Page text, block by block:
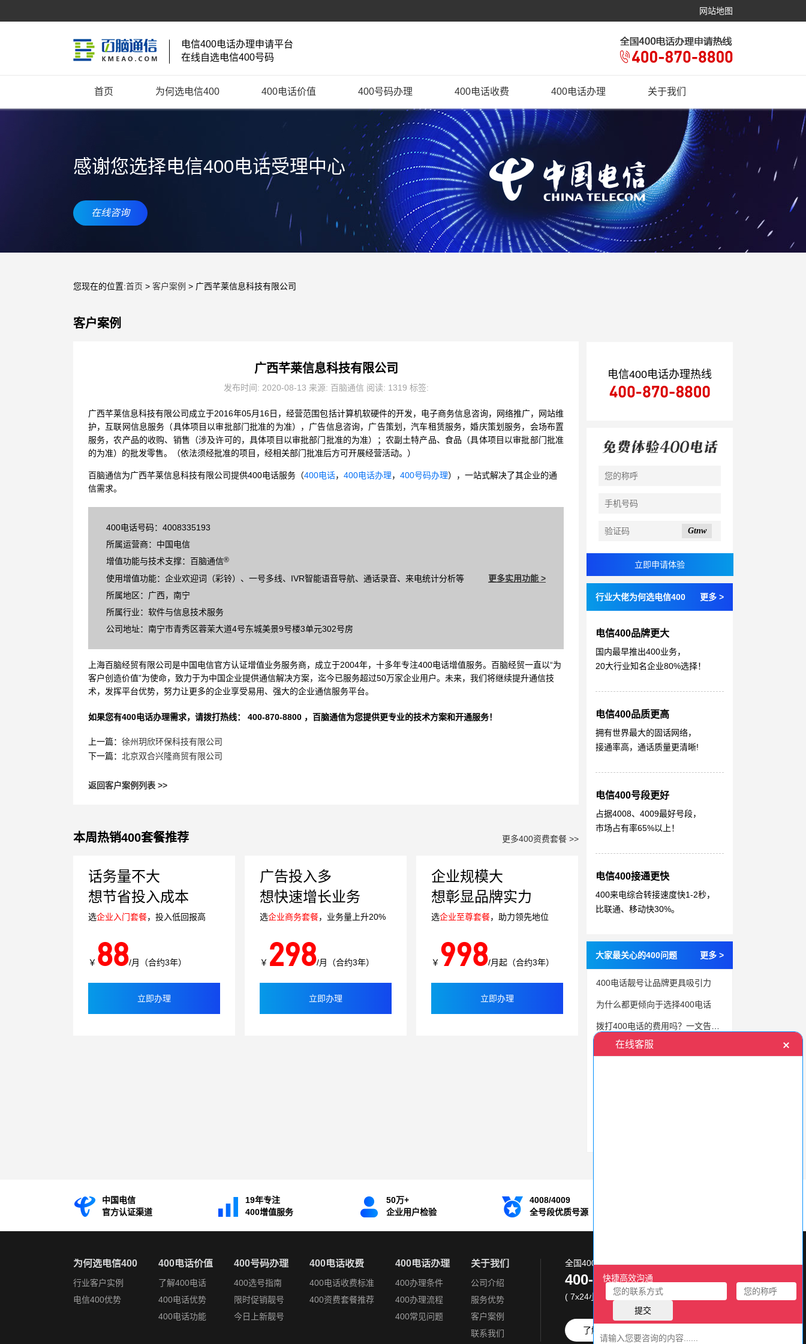
网站地图
电信400电话办理申请平台
在线自选电信400号码
首页 为何选电信400 400电话价值 400号码办理 400电话收费 400电话办理 关于我们
感谢您选择电信400电话受理中心
在线咨询
您现在的位置:首页 > 客户案例 > 广西芊莱信息科技有限公司
客户案例
广西芊莱信息科技有限公司
发布时间: 2020-08-13 来源: 百脑通信 阅读: 1319 标签:
广西芊莱信息科技有限公司成立于2016年05月16日，经营范围包括计算机软硬件的开发，电子商务信息咨询，网络推广，网站维
护，互联网信息服务（具体项目以审批部门批准的为准），广告信息咨询，广告策划，汽车租赁服务，婚庆策划服务，会场布置
服务，农产品的收购、销售（涉及许可的，具体项目以审批部门批准的为准）；农副土特产品、食品（具体项目以审批部门批准
的为准）的批发零售。（依法须经批准的项目，经相关部门批准后方可开展经营活动。）
百脑通信为广西芊莱信息科技有限公司提供400电话服务（400电话， 400电话办理， 400号码办理），一站式解决了其企业的通
信需求。
400电话号码：4008335193
所属运营商：中国电信
增值功能与技术支撑：百脑通信®
使用增值功能：企业欢迎词（彩铃）、一号多线、IVR智能语音导航、通话录音、来电统计分析等
更多实用功能 >
所属地区：广西，南宁
所属行业：软件与信息技术服务
公司地址：南宁市青秀区蓉茉大道4号东城美景9号楼3单元302号房
上海百脑经贸有限公司是中国电信官方认证增值业务服务商，成立于2004年，十多年专注400电话增值服务。百脑经贸一直以“为
客户创造价值”为使命，致力于为中国企业提供通信解决方案，迄今已服务超过50万家企业用户。未来，我们将继续提升通信技
术，发挥平台优势，努力让更多的企业享受易用、强大的企业通信服务平台。
如果您有400电话办理需求，请拨打热线： 400-870-8800 ， 百脑通信为您提供更专业的技术方案和开通服务！
上一篇： 徐州玥欣环保科技有限公司
下一篇： 北京双合兴隆商贸有限公司
返回客户案例列表 >>
本周热销400套餐推荐 更多400资费套餐 >>
话务量不大
想节省投入成本
选企业入门套餐，投入低回报高
￥ 88/月（合约3年）
立即办理
广告投入多
想快速增长业务
选企业商务套餐，业务量上升20%
￥ 298/月（合约3年）
立即办理
企业规模大
想彰显品牌实力
选企业至尊套餐，助力领先地位
￥ 998/月起（合约3年）
立即办理
电信400电话办理热线
Gtnw
行业大佬为何选电信400 更多 >
电信400品牌更大
国内最早推出400业务，
20大行业知名企业80%选择！
电信400品质更高
拥有世界最大的固话网络，
接通率高，通话质量更清晰!
电信400号段更好
占据4008、4009最好号段，
市场占有率65%以上！
电信400接通更快
400来电综合转接速度快1-2秒，
比联通、移动快30%。
大家最关心的400问题 更多 >
400电话靓号让品牌更具吸引力
为什么都更倾向于选择400电话
这几步教你企业成功办理400号码
中国电信
官方认证渠道
19年专注
400增值服务
50万+
企业用户检验
4008/4009
全号段优质号源
为何选电信400
行业客户实例
电信400优势
400电话价值
了解400电话
400电话优势
400电话功能
400号码办理
400选号指南
限时促销靓号
今日上新靓号
400电话收费
400电话收费标准
400资费套餐推荐
400电话办理
400办理条件
400办理流程
400常见问题
关于我们
公司介绍
服务优势
客户案例
联系我们
全国400电话服务热线:
400-870-8800
( 7x24小时 )
了解更多